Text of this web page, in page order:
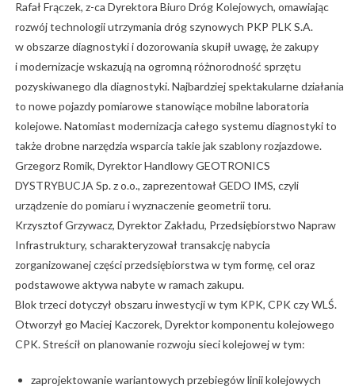
Rafał Frączek, z-ca Dyrektora Biuro Dróg Kolejowych, omawiając
rozwój technologii utrzymania dróg szynowych PKP PLK S.A.
w obszarze diagnostyki i dozorowania skupił uwagę, że zakupy
i modernizacje wskazują na ogromną różnorodność sprzętu
pozyskiwanego dla diagnostyki. Najbardziej spektakularne działania
to nowe pojazdy pomiarowe stanowiące mobilne laboratoria
kolejowe. Natomiast modernizacja całego systemu diagnostyki to
także drobne narzędzia wsparcia takie jak szablony rozjazdowe.
Grzegorz Romik, Dyrektor Handlowy GEOTRONICS
DYSTRYBUCJA Sp. z o.o., zaprezentował GEDO IMS, czyli
urządzenie do pomiaru i wyznaczenie geometrii toru.
Krzysztof Grzywacz, Dyrektor Zakładu, Przedsiębiorstwo Napraw
Infrastruktury, scharakteryzował transakcję nabycia
zorganizowanej części przedsiębiorstwa w tym formę, cel oraz
podstawowe aktywa nabyte w ramach zakupu.
Blok trzeci dotyczył obszaru inwestycji w tym KPK, CPK czy WLŚ.
Otworzył go Maciej Kaczorek, Dyrektor komponentu kolejowego
CPK. Streścił on planowanie rozwoju sieci kolejowej w tym:
zaprojektowanie wariantowych przebiegów linii kolejowych